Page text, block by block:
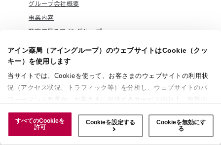
アイン薬局（アイングループ）のウェブサイトはCookie（クッ
キー）を使用します
当サイトでは、Cookieを使って、お客さまのウェブサイトの利用状
況（アクセス状況、トラフィック等）を分析し、ウェブサイトのパ
フォーマンス改善や、お客さまに提供するサービスの向上、改善の
ために使用することがあります。 また、お客さまによるサイトの利
用状況についても情報を収集し、ソーシャルメディアや広告配信、
データ解析の各パートナーに情報を共有しています。ここで収集さ
すべてのCookieを
許可
Cookieを設定する
Cookieを無効にす
る
グループ会社概要
事業内容
数字で見るアイングループ
オプトアウト
中長期ビジョン
トップメッセージ